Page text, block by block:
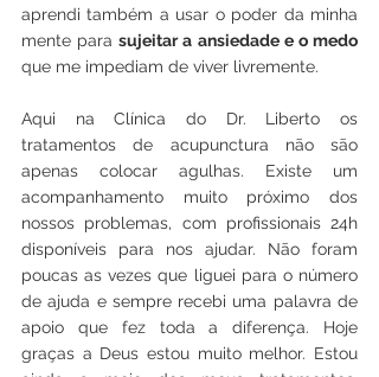
aprendi também a usar o poder da minha
mente para sujeitar a ansiedade e o medo
que me impediam de viver livremente.
Aqui na Clínica do Dr. Liberto os
tratamentos de acupunctura não são
apenas colocar agulhas. Existe um
acompanhamento muito próximo dos
nossos problemas, com profissionais 24h
disponíveis para nos ajudar. Não foram
poucas as vezes que liguei para o número
de ajuda e sempre recebi uma palavra de
apoio que fez toda a diferença. Hoje
graças a Deus estou muito melhor. Estou